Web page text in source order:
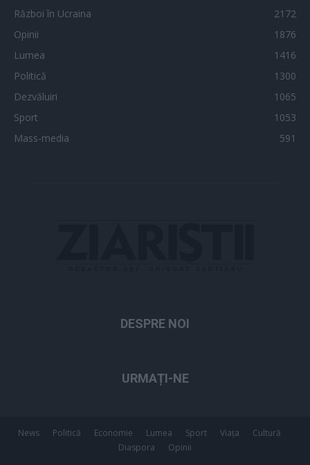
Război în Ucraina
2172
Opinii
1876
Lumea
1416
Politică
1300
Dezvăluiri
1065
Sport
1053
Mass-media
591
DESPRE NOI
URMAȚI-NE
News Politică Economie Lumea Sport Viața
Cultură
Diaspora
Opinii